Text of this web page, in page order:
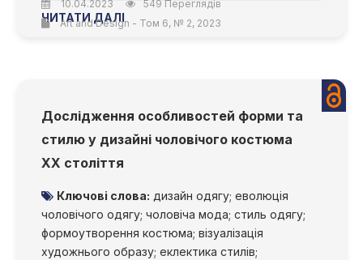
ЧИТАТИ ДАЛІ
10.04.2023
549 Переглядів
Art and Design - Том 6, № 2, 2023
Дослідження особливостей форми та
стилю у дизайні чоловічого костюма
ХХ століття
Ключові слова: дизайн одягу; еволюція
чоловічого одягу; чоловіча мода; стиль одягу;
формоутворення костюма; візуалізація
художнього образу; еклектика стилів;